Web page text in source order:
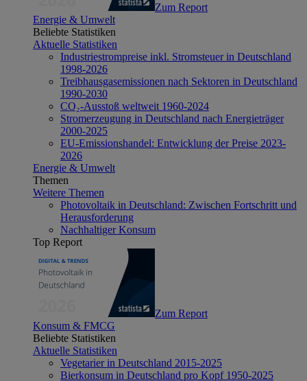
Zum Report
Energie & Umwelt
Beliebte Statistiken
Aktuelle Statistiken
Industriestrompreise inkl. Stromsteuer in Deutschland
1998-2026
Treibhausgasemissionen nach Sektoren in Deutschland
1990-2030
CO₂-Ausstoß weltweit 1960-2024
Stromerzeugung in Deutschland nach Energieträger
2000-2025
EU-Emissionshandel: Entwicklung der Preise 2023-
2026
Energie & Umwelt
Themen
Weitere Themen
Photovoltaik in Deutschland: Zwischen Fortschritt und
Herausforderung
Nachhaltiger Konsum
Top Report
Zum Report
Konsum & FMCG
Beliebte Statistiken
Aktuelle Statistiken
Vegetarier in Deutschland 2015-2025
Bierkonsum in Deutschland pro Kopf 1950-2025